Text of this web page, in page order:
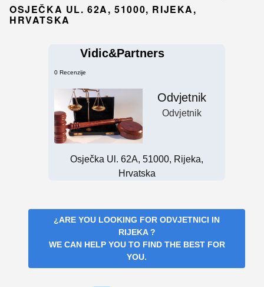
OSJEČKA UL. 62A, 51000, RIJEKA,
HRVATSKA
Vidic&Partners
0 Recenzije
Odvjetnik
Odvjetnik
Osječka Ul. 62A, 51000, Rijeka,
Hrvatska
¿ARE YOU LOOKING FOR ODVJETNICI IN
RIJEKA?
WE CAN HELP YOU TO FIND THE BEST FOR
YOU.